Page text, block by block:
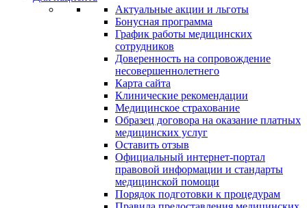
Актуальные акции и льготы
Бонусная программа
График работы медицинских
сотрудников
Доверенность на сопровождение
несовершеннолетнего
Карта сайта
Клинические рекомендации
Медицинское страхование
Образец договора на оказание платных
медицинских услуг
Оставить отзыв
Официальный интернет-портал
правовой информации и стандарты
медицинской помощи
Порядок подготовки к процедурам